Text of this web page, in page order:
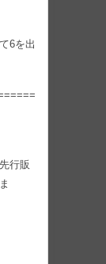
6を出
行販